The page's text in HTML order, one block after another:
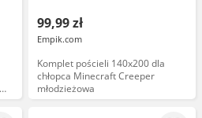
99,99 zł
Empik.com
Komplet pościeli 140x200 dla
chłopca Minecraft Creeper
młodzieżowa